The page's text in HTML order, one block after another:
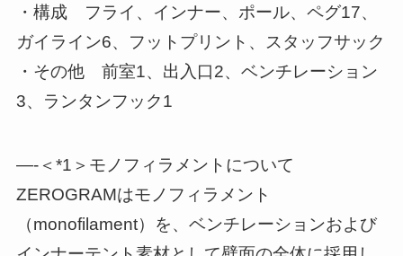
・構成 フライ、インナー、ポール、ペグ17、
ガイライン6、フットプリント、スタッフサック
・その他 前室1、出入口2、ベンチレーション
3、ランタンフック1
—-＜*1＞モノフィラメントについて
ZEROGRAMはモノフィラメント
（monofilament）を、ベンチレーションおよび